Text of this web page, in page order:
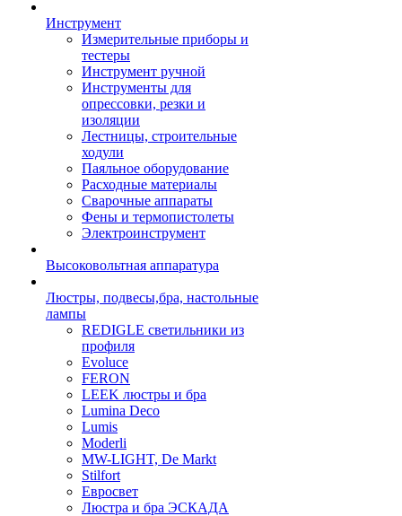
Инструмент
Измерительные приборы и
тестеры
Инструмент ручной
Инструменты для
опрессовки, резки и
изоляции
Лестницы, строительные
ходули
Паяльное оборудование
Расходные материалы
Сварочные аппараты
Фены и термопистолеты
Электроинструмент
Высоковольтная аппаратура
Люстры, подвесы,бра, настольные
лампы
REDIGLE светильники из
профиля
Evoluce
FERON
LEEK люстры и бра
Lumina Deco
Lumis
Moderli
MW-LIGHT, De Markt
Stilfort
Евросвет
Люстра и бра ЭСКАДА